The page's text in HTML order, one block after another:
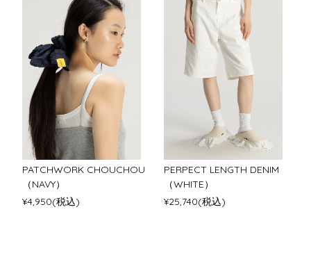
PATCHWORK CHOUCHOU
（NAVY）
¥4,950(税込)
PERPECT LENGTH DENIM
（WHITE）
¥25,740(税込)